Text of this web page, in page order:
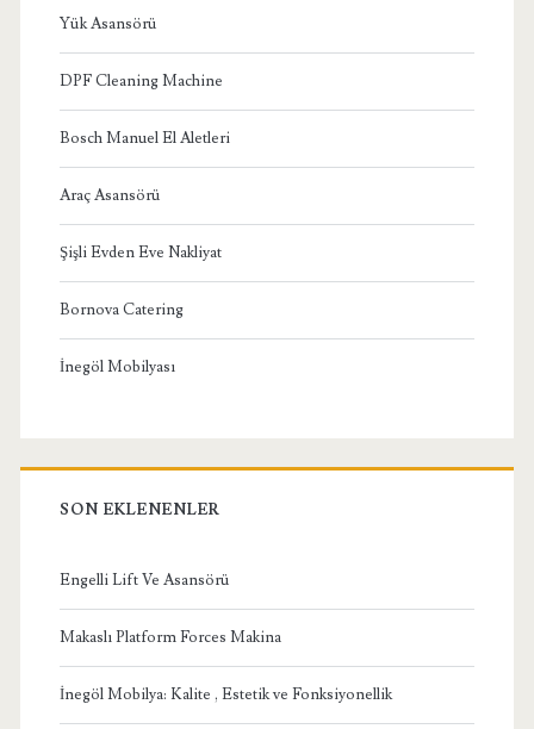
Yük Asansörü
DPF Cleaning Machine
Bosch Manuel El Aletleri
Araç Asansörü
Şişli Evden Eve Nakliyat
Bornova Catering
İnegöl Mobilyası
SON EKLENENLER
Engelli Lift Ve Asansörü
Makaslı Platform Forces Makina
İnegöl Mobilya: Kalite , Estetik ve Fonksiyonellik